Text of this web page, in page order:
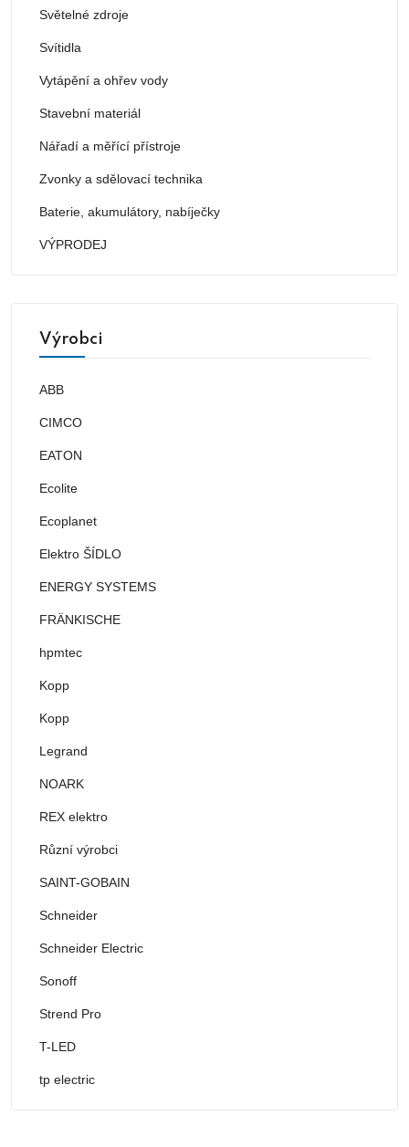
Světelné zdroje
Svítidla
Vytápění a ohřev vody
Stavební materiál
Nářadí a měřící přístroje
Zvonky a sdělovací technika
Baterie, akumulátory, nabíječky
VÝPRODEJ
Výrobci
ABB
CIMCO
EATON
Ecolite
Ecoplanet
Elektro ŠÍDLO
ENERGY SYSTEMS
FRÄNKISCHE
hpmtec
Kopp
Kopp
Legrand
NOARK
REX elektro
Různí výrobci
SAINT-GOBAIN
Schneider
Schneider Electric
Sonoff
Strend Pro
T-LED
tp electric